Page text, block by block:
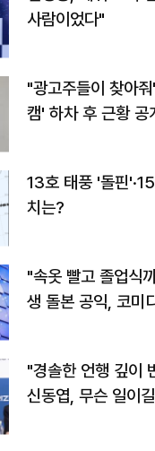
사람이었다"
"광고주들이 찾아
캠' 하차 후 근황 공
13호 태풍 '돌핀
치는?
"속옷 빨고 졸업식
생 돌본 공익, 코미
"경솔한 언행 깊이
신동엽, 무슨 일이